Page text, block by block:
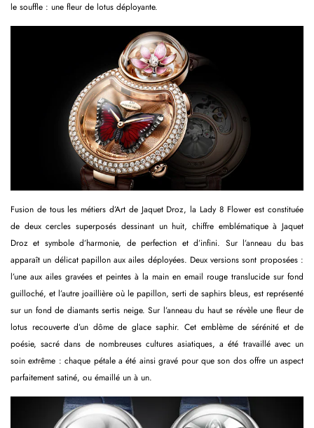
le souffle : une fleur de lotus déployante.
Fusion de tous les métiers d’Art de Jaquet Droz, la Lady 8 Flower est constituée
de deux cercles superposés dessinant un huit, chiffre emblématique à Jaquet
Droz et symbole d’harmonie, de perfection et d’infini. Sur l’anneau du bas
apparaît un délicat papillon aux ailes déployées. Deux versions sont proposées :
l’une aux ailes gravées et peintes à la main en email rouge translucide sur fond
guilloché, et l’autre joaillière où le papillon, serti de saphirs bleus, est représenté
sur un fond de diamants sertis neige. Sur l’anneau du haut se révèle une fleur de
lotus recouverte d’un dôme de glace saphir. Cet emblème de sérénité et de
poésie, sacré dans de nombreuses cultures asiatiques, a été travaillé avec un
soin extrême : chaque pétale a été ainsi gravé pour que son dos offre un aspect
parfaitement satiné, ou émaillé un à un.